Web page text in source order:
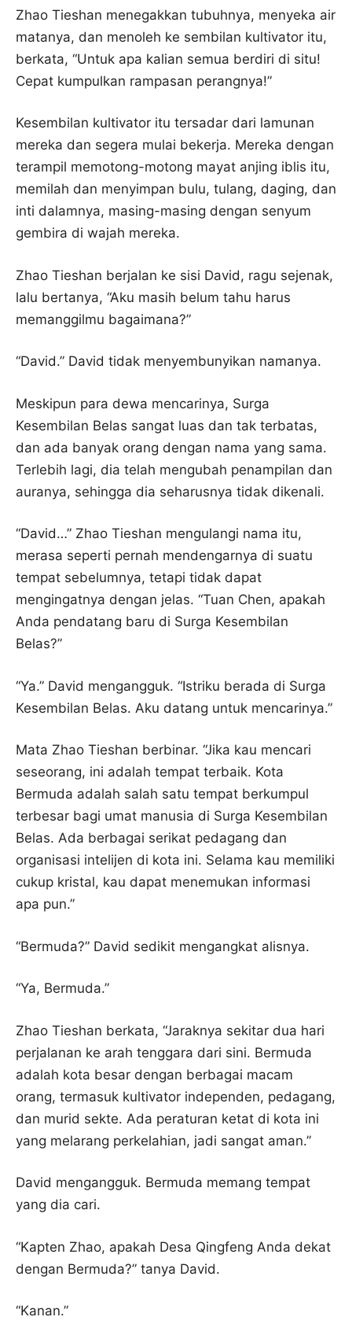
Zhao Tieshan menegakkan tubuhnya, menyeka air
matanya, dan menoleh ke sembilan kultivator itu,
berkata, “Untuk apa kalian semua berdiri di situ!
Cepat kumpulkan rampasan perangnya!”
Kesembilan kultivator itu tersadar dari lamunan
mereka dan segera mulai bekerja. Mereka dengan
terampil memotong-motong mayat anjing iblis itu,
memilah dan menyimpan bulu, tulang, daging, dan
inti dalamnya, masing-masing dengan senyum
gembira di wajah mereka.
Zhao Tieshan berjalan ke sisi David, ragu sejenak,
lalu bertanya, “Aku masih belum tahu harus
memanggilmu bagaimana?”
“David.” David tidak menyembunyikan namanya.
Meskipun para dewa mencarinya, Surga
Kesembilan Belas sangat luas dan tak terbatas,
dan ada banyak orang dengan nama yang sama.
Terlebih lagi, dia telah mengubah penampilan dan
auranya, sehingga dia seharusnya tidak dikenali.
“David…” Zhao Tieshan mengulangi nama itu,
merasa seperti pernah mendengarnya di suatu
tempat sebelumnya, tetapi tidak dapat
mengingatnya dengan jelas. “Tuan Chen, apakah
Anda pendatang baru di Surga Kesembilan
Belas?”
“Ya.” David mengangguk. “Istriku berada di Surga
Kesembilan Belas. Aku datang untuk mencarinya.”
Mata Zhao Tieshan berbinar. “Jika kau mencari
seseorang, ini adalah tempat terbaik. Kota
Bermuda adalah salah satu tempat berkumpul
terbesar bagi umat manusia di Surga Kesembilan
Belas. Ada berbagai serikat pedagang dan
organisasi intelijen di kota ini. Selama kau memiliki
cukup kristal, kau dapat menemukan informasi
apa pun.”
“Bermuda?” David sedikit mengangkat alisnya.
“Ya, Bermuda.”
Zhao Tieshan berkata, “Jaraknya sekitar dua hari
perjalanan ke arah tenggara dari sini. Bermuda
adalah kota besar dengan berbagai macam
orang, termasuk kultivator independen, pedagang,
dan murid sekte. Ada peraturan ketat di kota ini
yang melarang perkelahian, jadi sangat aman.”
David mengangguk. Bermuda memang tempat
yang dia cari.
“Kapten Zhao, apakah Desa Qingfeng Anda dekat
dengan Bermuda?” tanya David.
“Kanan.”